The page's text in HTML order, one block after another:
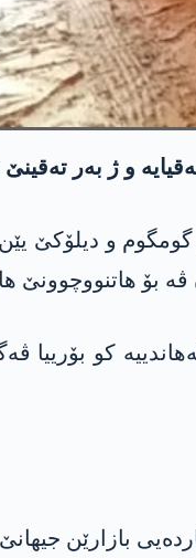
و ژ بەر
و دیلۆکێ
بۆ هاتنووچوونێ
کو بۆرییا